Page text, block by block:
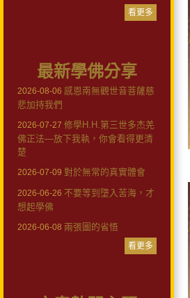
看更多
最新學佛分享
2026-08-06 感恩南無觀世音菩薩慈
悲加持我們
2026-07-27 修學H.H.第三世多杰羌
佛正法—放下我執，你會看得更清
楚
2026-07-09 對於無常的真實體會
2026-06-26 不要等到墮入苦海，才
想起學佛
2026-06-08 兩張圖的省悟
看更多